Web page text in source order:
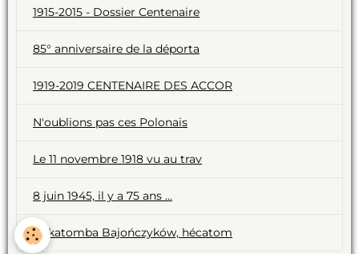
1915-2015 - Dossier Centenaire
85° anniversaire de la déporta
1919-2019 CENTENAIRE DES ACCOR
N'oublions pas ces Polonais
Le 11 novembre 1918 vu au trav
8 juin 1945, il y a 75 ans ...
Hekatomba Bajończyków, hécatom